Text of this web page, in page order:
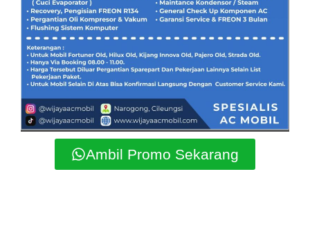
Ambil Promo Sekarang